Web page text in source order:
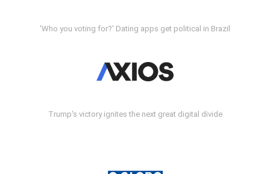
'Who you voting for?' Dating apps get political in Brazil
Trump's victory ignites the next great digital divide